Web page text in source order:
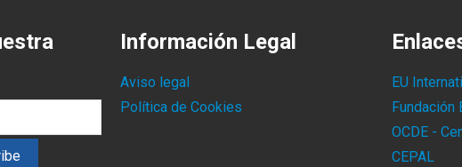
Información Legal
Aviso legal
Política de Cookies
EU
Fundación
OCDE -
CEPAL